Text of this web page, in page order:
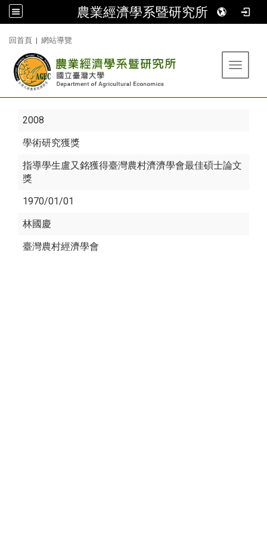
農業經濟學系暨研究所
回首頁 | 網站導覽
Toggle
2008
學術研究獲獎
指導學生盧又銘獲得臺灣農村濟濟學會最佳碩士論文
獎
1970/01/01
林國慶
臺灣農村經濟學會